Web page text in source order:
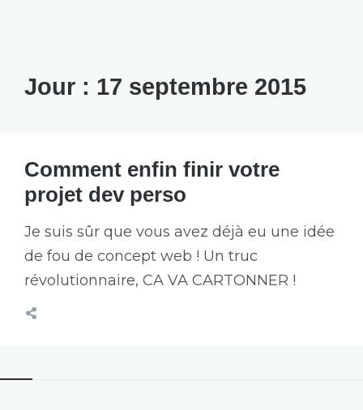
Jour : 17 septembre 2015
Comment enfin finir votre
projet dev perso
Je suis sûr que vous avez déjà eu une idée
de fou de concept web ! Un truc
révolutionnaire, CA VA CARTONNER !